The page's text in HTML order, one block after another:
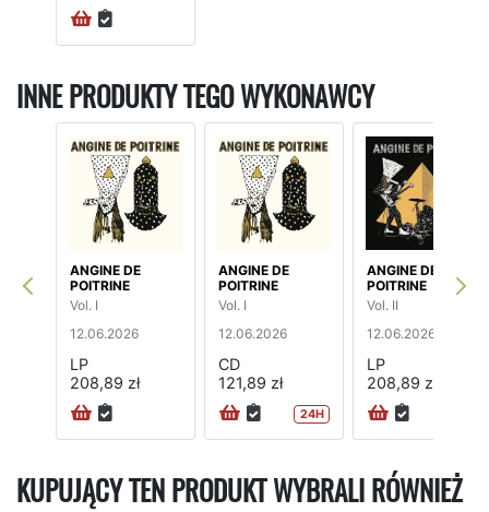
INNE PRODUKTY TEGO WYKONAWCY
ANGINE DE
POITRINE
Vol. I
12.06.2026
LP
208,89 zł
ANGINE DE
POITRINE
Vol. I
12.06.2026
CD
121,89 zł
24H
ANGINE DE
POITRINE
Vol. II
12.06.2026
LP
208,89 zł
KUPUJĄCY TEN PRODUKT WYBRALI RÓWNIEŻ